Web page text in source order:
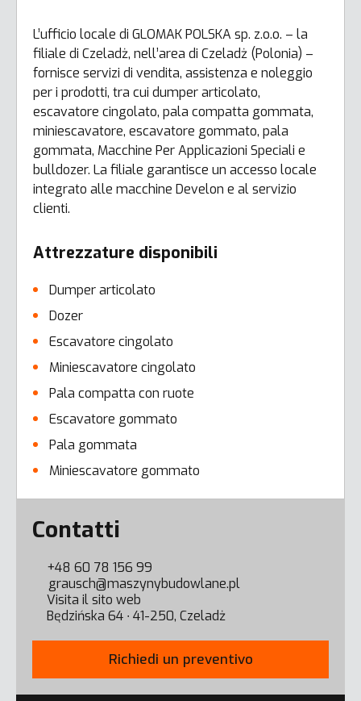
L’ufficio locale di GLOMAK POLSKA sp. z.o.o. – la
filiale di Czeladż, nell’area di Czeladż (Polonia) –
fornisce servizi di vendita, assistenza e noleggio
per i prodotti, tra cui dumper articolato,
escavatore cingolato, pala compatta gommata,
miniescavatore, escavatore gommato, pala
gommata, Macchine Per Applicazioni Speciali e
bulldozer. La filiale garantisce un accesso locale
integrato alle macchine Develon e al servizio
clienti.
Attrezzature disponibili
Dumper articolato
Dozer
Escavatore cingolato
Miniescavatore cingolato
Pala compatta con ruote
Escavatore gommato
Pala gommata
Miniescavatore gommato
Error here
Contatti
+48 60 78 156 99
grausch@maszynybudowlane.pl
Visita il sito web
Będzińska 64 ∙ 41-250, Czeladż
Richiedi un preventivo